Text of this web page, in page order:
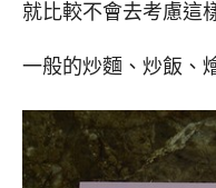
就比較不會去考慮這
一般的炒麵、炒飯、